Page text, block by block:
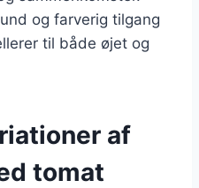
og farverig tilgang
til både øjet og
af
tomat